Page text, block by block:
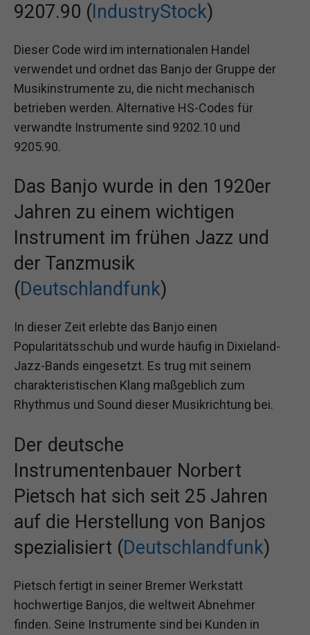
9207.90 ( IndustryStock)
Dieser Code wird im internationalen Handel
verwendet und ordnet das Banjo der Gruppe der
Musikinstrumente zu, die nicht mechanisch
betrieben werden. Alternative HS-Codes für
verwandte Instrumente sind 9202.10 und
9205.90.
Das Banjo wurde in den 1920er
Jahren zu einem wichtigen
Instrument im frühen Jazz und
der Tanzmusik
(Deutschlandfunk)
In dieser Zeit erlebte das Banjo einen
Popularitätsschub und wurde häufig in Dixieland-
Jazz-Bands eingesetzt. Es trug mit seinem
charakteristischen Klang maßgeblich zum
Rhythmus und Sound dieser Musikrichtung bei.
Der deutsche
Instrumentenbauer Norbert
Pietsch hat sich seit 25 Jahren
auf die Herstellung von Banjos
spezialisiert (Deutschlandfunk)
Pietsch fertigt in seiner Bremer Werkstatt
hochwertige Banjos, die weltweit Abnehmer
finden. Seine Instrumente sind bei Kunden in